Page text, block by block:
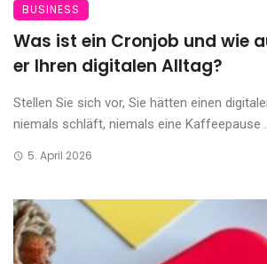
BUSINESS
Was ist ein Cronjob und wie
er Ihren digitalen Alltag?
Stellen Sie sich vor, Sie hätten einen
niemals schläft, niemals eine Kaffeepause
5. April 2026